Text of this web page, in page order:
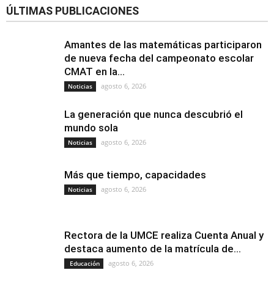
ÚLTIMAS PUBLICACIONES
Amantes de las matemáticas participaron
de nueva fecha del campeonato escolar
CMAT en la...
Noticias agosto 6, 2026
La generación que nunca descubrió el
mundo sola
Noticias agosto 6, 2026
Más que tiempo, capacidades
Noticias agosto 6, 2026
Rectora de la UMCE realiza Cuenta Anual y
destaca aumento de la matrícula de...
Educación agosto 6, 2026